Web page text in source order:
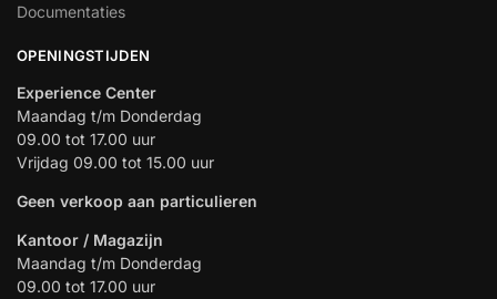
Documentaties
OPENINGSTIJDEN
Experience Center
Maandag t/m Donderdag
09.00 tot 17.00 uur
Vrijdag 09.00 tot 15.00 uur
Geen verkoop aan particulieren
Kantoor / Magazijn
Maandag t/m Donderdag
09.00 tot 17.00 uur